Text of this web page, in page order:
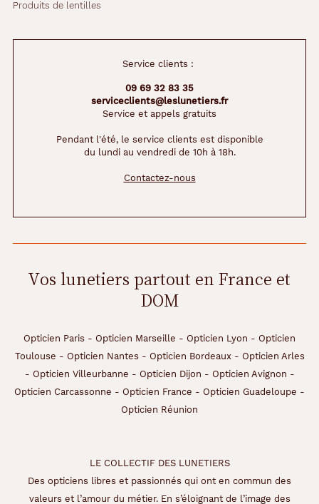
Produits de lentilles
Service clients :
09 69 32 83 35
serviceclients@leslunetiers.fr
Service et appels gratuits
Pendant l'été, le service clients est disponible
du lundi au vendredi de 10h à 18h.
Contactez-nous
Vos lunetiers partout en France et
DOM
Opticien Paris - Opticien Marseille - Opticien Lyon - Opticien
Toulouse - Opticien Nantes - Opticien Bordeaux- Opticien Arles
- Opticien Villeurbanne - Opticien Dijon - Opticien Avignon -
Opticien Carcassonne - Opticien France - Opticien Guadeloupe -
Opticien Réunion
LE COLLECTIF DES LUNETIERS
Des opticiens libres et passionnés qui ont en commun des
valeurs et l’amour du métier. En s’éloignant de l’image des